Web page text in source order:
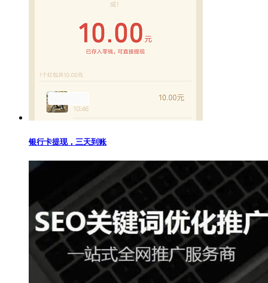
银行卡提现，三天到账